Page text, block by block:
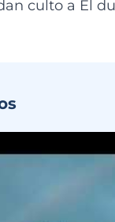
culto a Él